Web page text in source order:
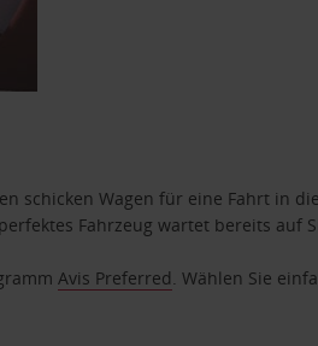
schicken Wagen für eine Fahrt in
Fahrzeug wartet bereits auf
Avis Preferred. Wählen Sie